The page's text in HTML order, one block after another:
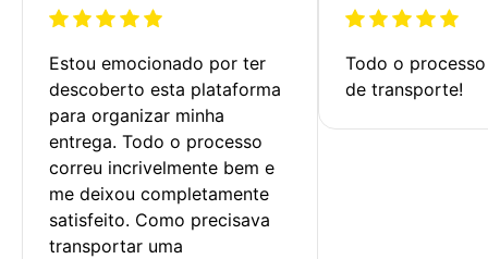
Estou emocionado por ter
descoberto esta plataforma
para organizar minha
entrega. Todo o processo
correu incrivelmente bem e
me deixou completamente
satisfeito. Como precisava
transportar uma
Todo o
de transporte!